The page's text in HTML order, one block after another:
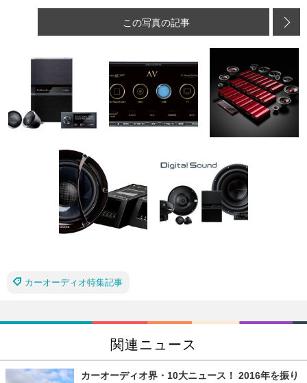
この写真の記事
カーオーディオ特集記事
関連ニュース
カーオーディオ界・10大ニュース！ 2016年を振り